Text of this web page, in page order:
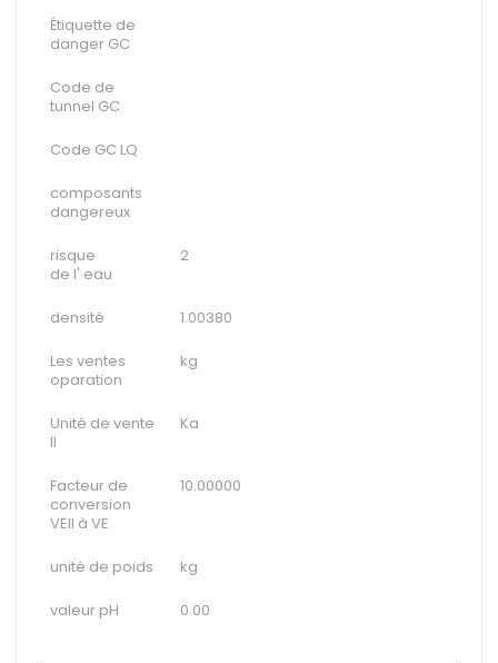
Étiquette de
danger GC
Code de
tunnel GC
Code GC LQ
composants
dangereux
risque
de l' eau
2
densité 1.00380
Les ventes
oparation
kg
Unité de vente
II
Ka
Facteur de
conversion
VEII à VE
10.00000
unité de poids kg
valeur pH 0.00